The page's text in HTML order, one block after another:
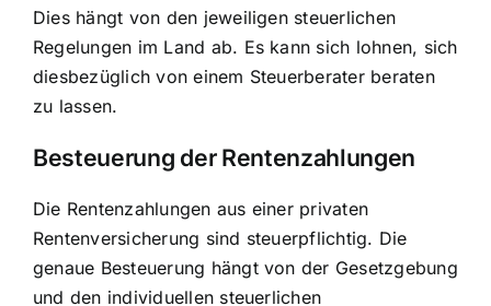
Dies hängt von den jeweiligen steuerlichen
Regelungen im Land ab. Es kann sich lohnen, sich
diesbezüglich von einem Steuerberater beraten
zu lassen.
Besteuerung der Rentenzahlungen
Die Rentenzahlungen aus einer privaten
Rentenversicherung sind steuerpflichtig. Die
genaue Besteuerung hängt von der Gesetzgebung
und den individuellen steuerlichen